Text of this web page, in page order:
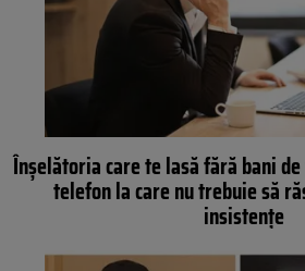
Înșelătoria care te lasă fără bani
telefon la care nu trebuie să
insistențe